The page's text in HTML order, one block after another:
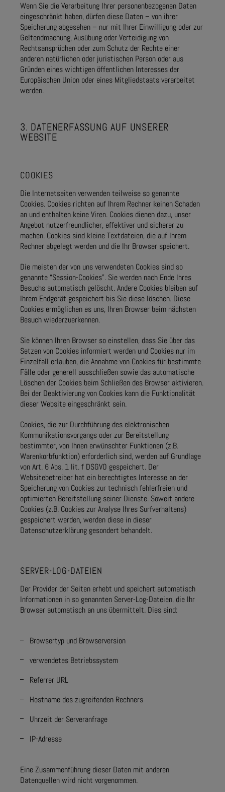
Wenn Sie die Verarbeitung Ihrer personenbezogenen Daten
eingeschränkt haben, dürfen diese Daten – von ihrer
Speicherung abgesehen – nur mit Ihrer Einwilligung oder zur
Geltendmachung, Ausübung oder Verteidigung von
Rechtsansprüchen oder zum Schutz der Rechte einer
anderen natürlichen oder juristischen Person oder aus
Gründen eines wichtigen öffentlichen Interesses der
Europäischen Union oder eines Mitgliedstaats verarbeitet
werden.
3. DATENERFASSUNG AUF UNSERER
WEBSITE
COOKIES
Die Internetseiten verwenden teilweise so genannte
Cookies. Cookies richten auf Ihrem Rechner keinen Schaden
an und enthalten keine Viren. Cookies dienen dazu, unser
Angebot nutzerfreundlicher, effektiver und sicherer zu
machen. Cookies sind kleine Textdateien, die auf Ihrem
Rechner abgelegt werden und die Ihr Browser speichert.
Die meisten der von uns verwendeten Cookies sind so
genannte “Session-Cookies”. Sie werden nach Ende Ihres
Besuchs automatisch gelöscht. Andere Cookies bleiben auf
Ihrem Endgerät gespeichert bis Sie diese löschen. Diese
Cookies ermöglichen es uns, Ihren Browser beim nächsten
Besuch wiederzuerkennen.
Sie können Ihren Browser so einstellen, dass Sie über das
Setzen von Cookies informiert werden und Cookies nur im
Einzelfall erlauben, die Annahme von Cookies für bestimmte
Fälle oder generell ausschließen sowie das automatische
Löschen der Cookies beim Schließen des Browser aktivieren.
Bei der Deaktivierung von Cookies kann die Funktionalität
dieser Website eingeschränkt sein.
Cookies, die zur Durchführung des elektronischen
Kommunikationsvorgangs oder zur Bereitstellung
bestimmter, von Ihnen erwünschter Funktionen (z.B.
Warenkorbfunktion) erforderlich sind, werden auf Grundlage
von Art. 6 Abs. 1 lit. f DSGVO gespeichert. Der
Websitebetreiber hat ein berechtigtes Interesse an der
Speicherung von Cookies zur technisch fehlerfreien und
optimierten Bereitstellung seiner Dienste. Soweit andere
Cookies (z.B. Cookies zur Analyse Ihres Surfverhaltens)
gespeichert werden, werden diese in dieser
Datenschutzerklärung gesondert behandelt.
SERVER-LOG-DATEIEN
Der Provider der Seiten erhebt und speichert automatisch
Informationen in so genannten Server-Log-Dateien, die Ihr
Browser automatisch an uns übermittelt. Dies sind:
Browsertyp und Browserversion
verwendetes Betriebssystem
Referrer URL
Hostname des zugreifenden Rechners
Uhrzeit der Serveranfrage
IP-Adresse
Eine Zusammenführung dieser Daten mit anderen
Datenquellen wird nicht vorgenommen.